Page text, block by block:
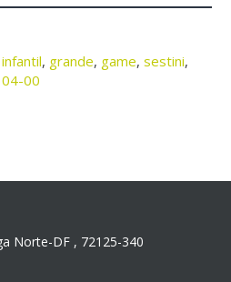
infantil, grande, game, sestini,
00
Norte-DF , 72125-340